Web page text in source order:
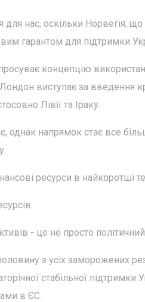
нас, оскільки Норвегія,
гарантом для підтримки
концепцію
виступає за введення
Лівії та Іраку.
однак напрямок стає все
ресурси в найкоротші
- це не просто
з усіх заморожених
стабільної підтримки
в ЄС.